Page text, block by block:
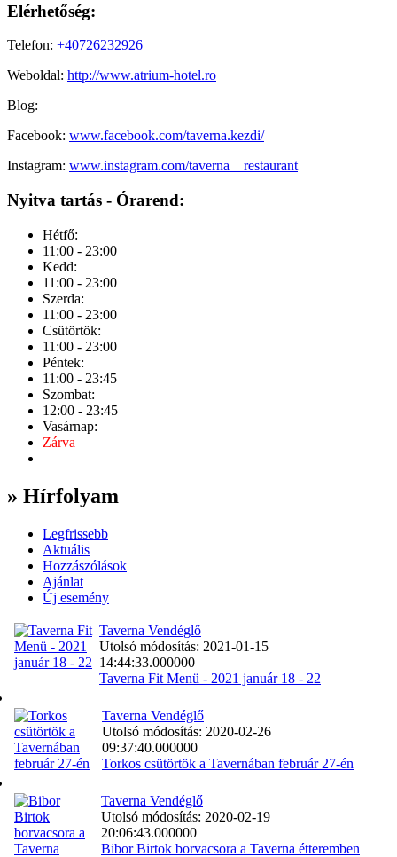
Elérhetőség:
Telefon: +40726232926
Weboldal: http://www.atrium-hotel.ro
Blog:
Facebook: www.facebook.com/taverna.kezdi/
Instagram: www.instagram.com/taverna__restaurant
Nyitva tartás - Órarend:
Hétfő:
11:00 - 23:00
Kedd:
11:00 - 23:00
Szerda:
11:00 - 23:00
Csütörtök:
11:00 - 23:00
Péntek:
11:00 - 23:45
Szombat:
12:00 - 23:45
Vasárnap:
Zárva
» Hírfolyam
Legfrissebb
Aktuális
Hozzászólások
Ajánlat
Új esemény
Taverna Vendéglő
Utolsó módosítás: 2021-01-15
14:44:33.000000
Taverna Fit Menü - 2021 január 18 - 22
Taverna Vendéglő
Utolsó módosítás: 2020-02-26
09:37:40.000000
Torkos csütörtök a Tavernában február 27-én
Taverna Vendéglő
Utolsó módosítás: 2020-02-19
20:06:43.000000
Bibor Birtok borvacsora a Taverna étteremben